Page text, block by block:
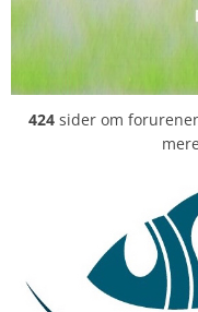
424 sider om